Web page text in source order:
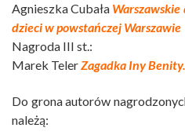
Agnieszka Cubała Warszawskie
dzieci w powstańczej Warszawie
Nagroda III st.:
Marek TelerZagadka Iny
Do grona autorów
należą: